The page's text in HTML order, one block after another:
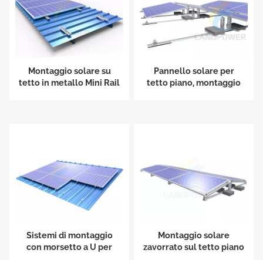
Montaggio solare su
tetto in metallo Mini Rail
Pannello solare per
tetto piano, montaggio
Sistemi di montaggio
con morsetto a U per
Montaggio solare
zavorrato sul tetto piano